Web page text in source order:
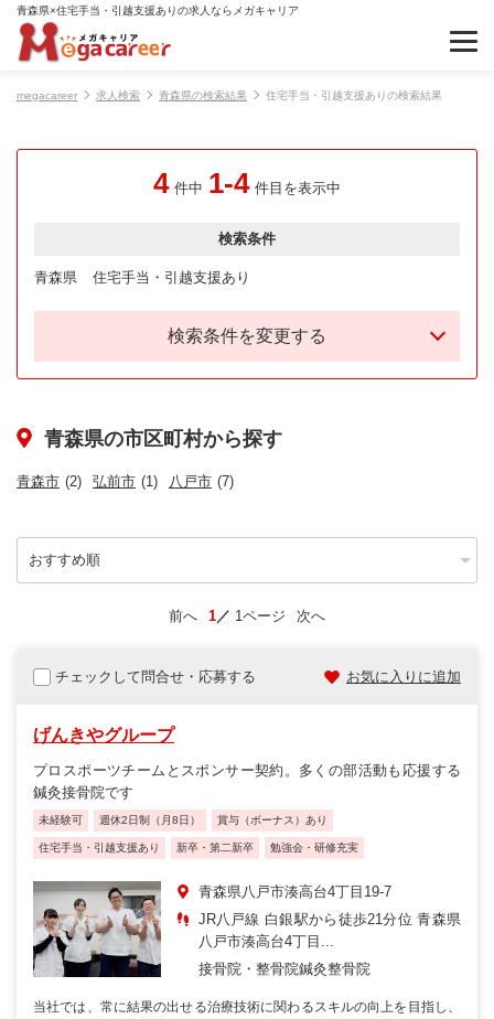
青森県×住宅手当・引越支援ありの求人ならメガキャリア
megacareer 求人検索 青森県の検索結果 住宅手当・引越支援ありの検索結果
4 件中 1-4 件目を表示中
検索条件
青森県 住宅手当・引越支援あり
検索条件を変更する
青森県の市区町村から探す
青森市 (2) 弘前市 (1) 八戸市 (7)
前へ 1 1ページ 次へ
チェックして問合せ・応募する お気に入りに追加
げんきやグループ
プロスポーツチームとスポンサー契約。多くの部活動も応援する
鍼灸接骨院です
未経験可 週休2日制（月8日） 賞与（ボーナス）あり
住宅手当・引越支援あり 新卒・第二新卒 勉強会・研修充実
青森県八戸市湊高台4丁目19-7
JR八戸線 白銀駅から徒歩21分位 青森県
八戸市湊高台4丁目...
接骨院・整骨院鍼灸整骨院
当社では、常に結果の出せる治療技術に関わるスキルの向上を目指し、